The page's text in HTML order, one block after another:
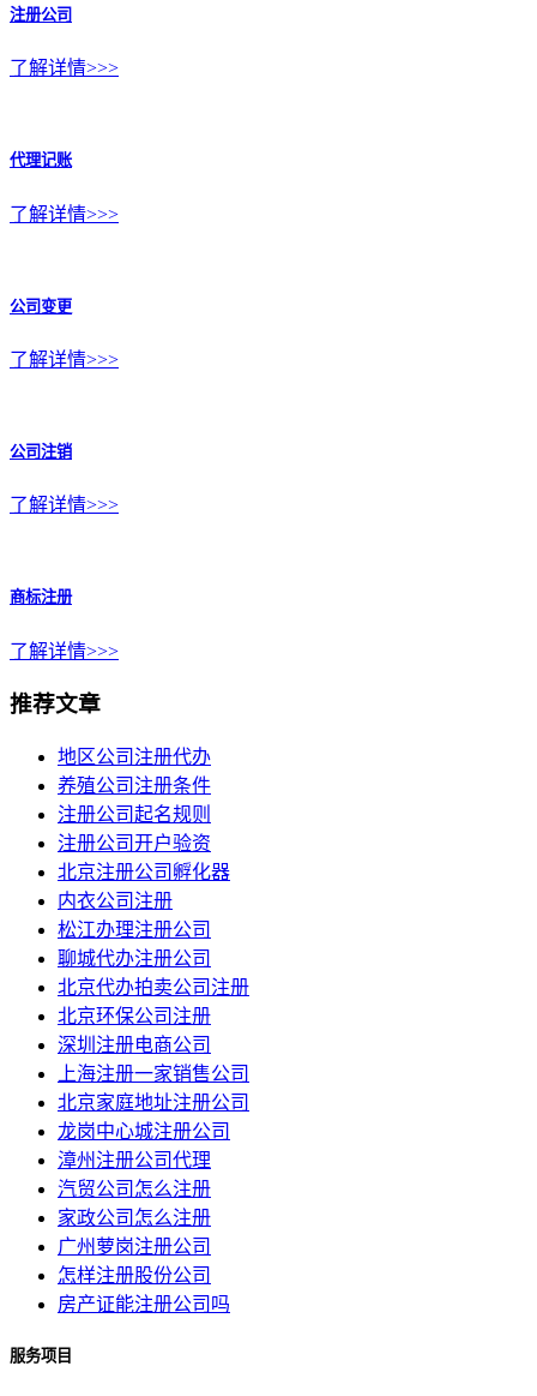
注册公司
了解详情>>>
代理记账
了解详情>>>
公司变更
了解详情>>>
公司注销
了解详情>>>
商标注册
了解详情>>>
推荐文章
地区公司注册代办
养殖公司注册条件
注册公司起名规则
注册公司开户验资
北京注册公司孵化器
内衣公司注册
松江办理注册公司
聊城代办注册公司
北京代办拍卖公司注册
北京环保公司注册
深圳注册电商公司
上海注册一家销售公司
北京家庭地址注册公司
龙岗中心城注册公司
漳州注册公司代理
汽贸公司怎么注册
家政公司怎么注册
广州萝岗注册公司
怎样注册股份公司
房产证能注册公司吗
服务项目